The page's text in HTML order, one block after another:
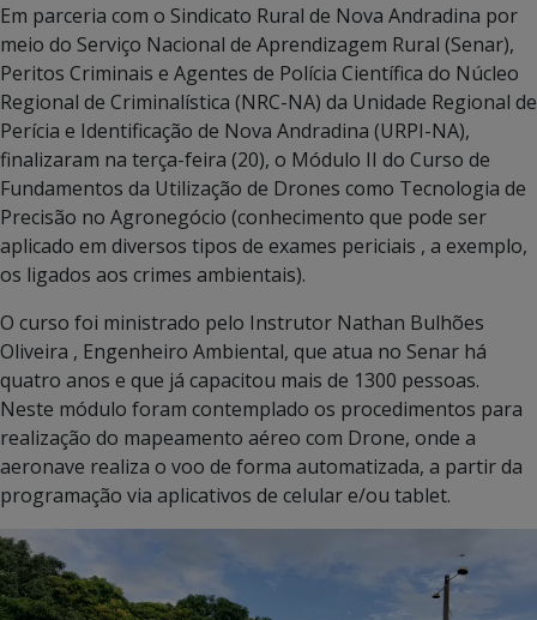
Em parceria com o Sindicato Rural de Nova Andradina por
meio do Serviço Nacional de Aprendizagem Rural (Senar),
Peritos Criminais e Agentes de Polícia Científica do Núcleo
Regional de Criminalística (NRC-NA) da Unidade Regional de
Perícia e Identificação de Nova Andradina (URPI-NA),
finalizaram na terça-feira (20), o Módulo II do Curso de
Fundamentos da Utilização de Drones como Tecnologia de
Precisão no Agronegócio (conhecimento que pode ser
aplicado em diversos tipos de exames periciais , a exemplo,
os ligados aos crimes ambientais).
O curso foi ministrado pelo Instrutor Nathan Bulhões
Oliveira , Engenheiro Ambiental, que atua no Senar há
quatro anos e que já capacitou mais de 1300 pessoas.
Neste módulo foram contemplado os procedimentos para
realização do mapeamento aéreo com Drone, onde a
aeronave realiza o voo de forma automatizada, a partir da
programação via aplicativos de celular e/ou tablet.
Tocador
de
vídeo